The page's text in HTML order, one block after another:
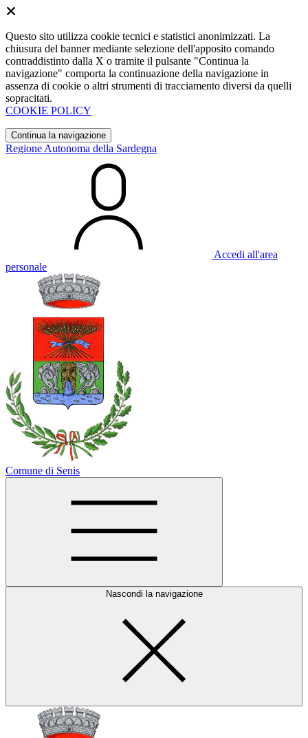
Questo sito utilizza cookie tecnici e statistici anonimizzati. La
chiusura del banner mediante selezione dell'apposito comando
contraddistinto dalla X o tramite il pulsante "Continua la
navigazione" comporta la continuazione della navigazione in
assenza di cookie o altri strumenti di tracciamento diversi da quelli
sopracitati.
COOKIE POLICY
Continua la navigazione
Regione Autonoma della Sardegna
Accedi all'area
personale
Comune di Senis
Nascondi la navigazione